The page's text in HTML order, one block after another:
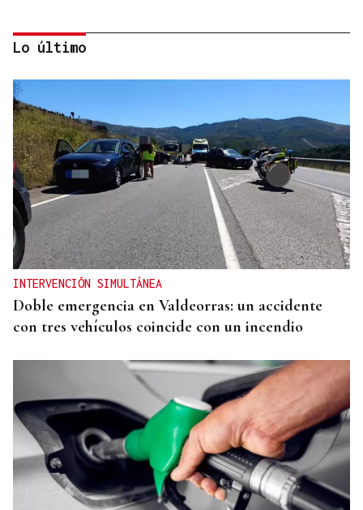
CONCIERTO EN PARÍS
La música de Vigo conquista París con una misa
solemne y dos memorables conciertos
Lo último
INTERVENCIÓN SIMULTÁNEA
Doble emergencia en Valdeorras: un accidente
con tres vehículos coincide con un incendio